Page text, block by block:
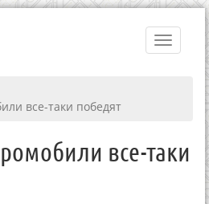
Toggle
все-таки победят
все-таки